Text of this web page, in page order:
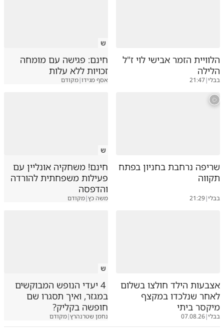
הלוויית הזמר אבישי לוי ז"ל
הלילה
בבלי|
21:47
ש
חינם: פגישה עם מומחה
זכויות ללא עלות
אסף מגידו|מקודם
שריפה נרחבת בחניון בפתח
תקווה
בבלי|
21:29
ש
חינם! משחקיה אונליין עם
פעילות משפחתית להורדה
והדפסה
משה כץ|מקודם
אצבעות הילד חולצו בשלום
לאחר שנלכדו במקצף
מיקסר ביתי
בבלי|
07.08.26
ש
4 יעדי הנופש המבוקשים
במגזר, ואיך תסגרו שם
חופשה בקליק?
נחמן שטרנהרץ|מקודם